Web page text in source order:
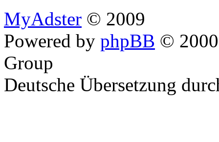
MyAdster © 2009
Powered by phpBB ©
Group
Deutsche Übersetzung